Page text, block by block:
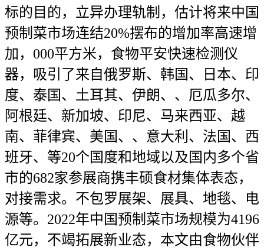
标的目的，立异办理轨制，估计将来中国
预制菜市场连结20%摆布的增加率高速增
加，000平方米，食物平安快速检测仪
器，吸引了来自俄罗斯、韩国、日本、印
度、泰国、土耳其、伊朗、、厄瓜多尔、
阿根廷、新加坡、印尼、马来西亚、越
南、菲律宾、美国、、意大利、法国、西
班牙、等20个国度和地域以及国内多个省
市的682家参展商携丰硕食材集体表态，
对接需求。不包罗展架、展具、地毯、电
源等。2022年中国预制菜市场规模为4196
亿元，不竭拓展新业态，本文由食物伙伴